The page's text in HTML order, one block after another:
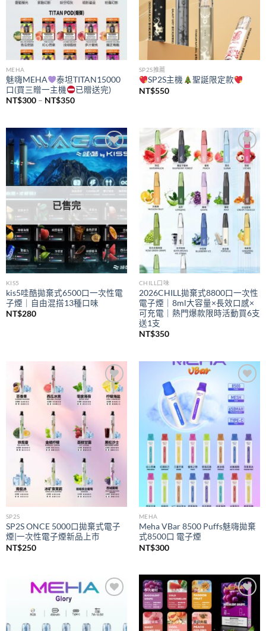
MEHA
魅嗨MEHA
泰坦TITAN15000
口(買三贈一主機
已贈送完)
NT$300 – NT$350價
NT$300
到
NT$350
SP2S推薦
SP2S主機
聖誕限定款
NT$550
Add to
wishlist
已售完
KIS5
kis5哇酷拋棄式6500口一次性電
子煙｜自由混搭13種口味
NT$280
Add to
wishlist
CHILL口味
2026CHILL拋棄式8800口一次性
電子煙｜8ml大容量×長效口感×
可充電｜熱門爆款限時活動買6支
送1支
NT$350
Add to
wishlist
SP2S
SP2S ONCE 5000口拋棄式電子
煙|一次性電子煙新品上市
NT$250
Add to
wishlist
MEHA
Meha VBar 8500 Puffs魅嗨拋棄
式8500口 電子煙
NT$300
wishlist
Add to
wishlist